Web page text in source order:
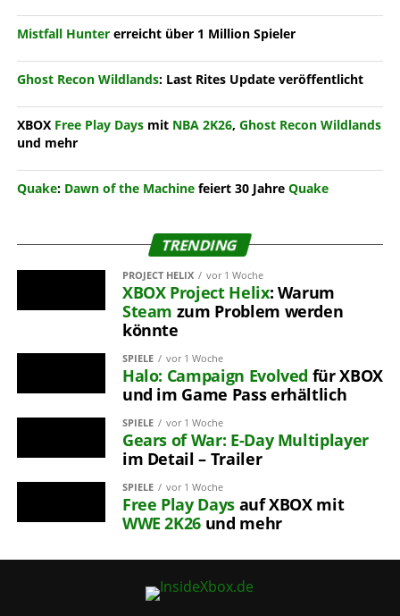
Mistfall Huntererreicht über 1 Million Spieler
Ghost Recon Wildlands: Last Rites Update veröffentlicht
XBOX Free Play Daysmit NBA 2K26, Ghost Recon Wildlands
und mehr
Quake: Dawn of the Machinefeiert 30 Jahre Quake
TRENDING
PROJECT HELIX vor 1 Woche
XBOX Project Helix: Warum
Steam zum Problem werden
könnte
SPIELE vor 1 Woche
Halo: Campaign Evolved für XBOX
und im Game Pass erhältlich
SPIELE vor 1 Woche
Gears of War: E-Day Multiplayer
im Detail – Trailer
SPIELE vor 1 Woche
Free Play Daysauf XBOX mit
WWE 2K26 und mehr